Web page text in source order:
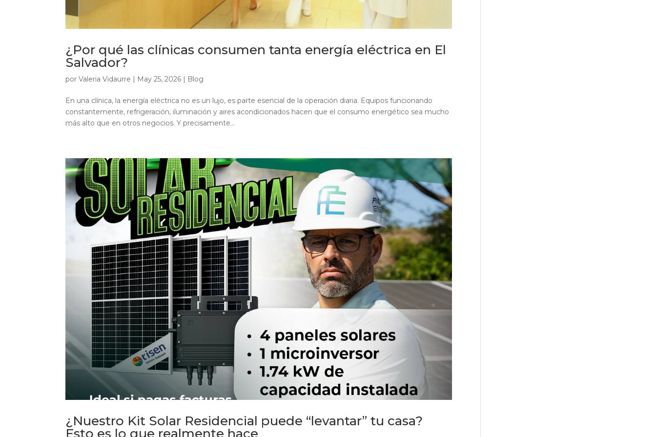
¿Por qué las clínicas consumen tanta energía eléctrica en El
Salvador?
porValeria Vidaurre | May 25, 2026 | Blog
En una clínica, la energía eléctrica no es un lujo, es parte esencial de la operación diaria. Equipos funcionando
constantemente, refrigeración, iluminación y aires acondicionados hacen que el consumo energético sea mucho
más alto que en otros negocios. Y precisamente...
¿Nuestro Kit Solar Residencial puede “levantar” tu casa?
Esto es lo que realmente hace